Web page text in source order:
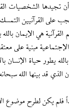
تجيدها الشخصيات
على القرآنيين
مبنية على
يطور حياة
قد بينها الله
فلم يكن لطرح موضوع